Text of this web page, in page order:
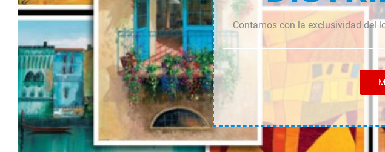
Contamos con la exclusividad del